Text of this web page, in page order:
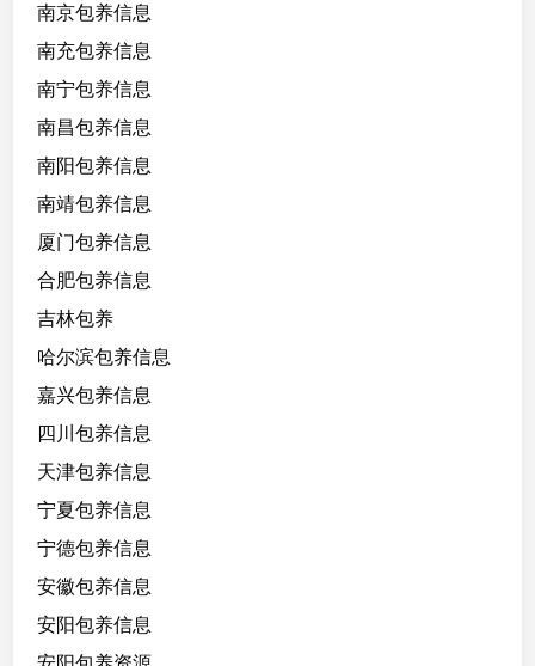
南京包养信息
南充包养信息
南宁包养信息
南昌包养信息
南阳包养信息
南靖包养信息
厦门包养信息
合肥包养信息
吉林包养
哈尔滨包养信息
嘉兴包养信息
四川包养信息
天津包养信息
宁夏包养信息
宁德包养信息
安徽包养信息
安阳包养信息